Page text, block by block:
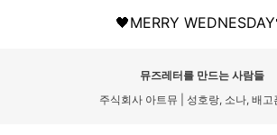
🖤MERRY
뮤즈레터를 만드는 사람들
주식회사 아트뮤 | 성호랑, 소나, 배고